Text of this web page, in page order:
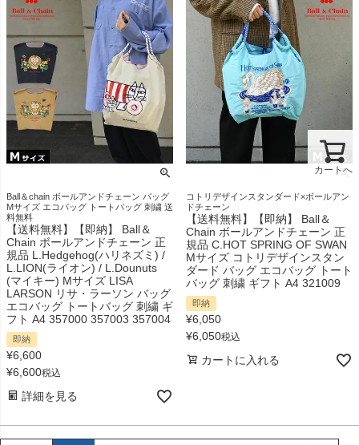
Ball＆chain ボールアンドチェーン バッグ
Mサイズ エコバッグ トートバッグ 刺繍 送
料無料
【送料無料】【即納】 Ball＆
Chain ボールアンドチェーン 正
規品 L.Hedgehog(ハリネズミ) /
L.LION(ライオン) / L.Dounuts
(マイキー) Mサイズ LISA
LARSON リサ・ラーソン バッグ
エコバッグ トートバッグ 刺繍 ギ
フト A4 357000 357003 357004
即納
¥6,600
¥6,600税込
詳細を見る
コトリデザインスタンダード×ボールアン
ドチェーン
【送料無料】【即納】 Ball＆
Chain ボールアンドチェーン 正
規品 C.HOT SPRING OF SWAN
Mサイズ コトリデザインスタン
ダード バッグ エコバッグ トート
バッグ 刺繍 ギフト A4 321009
即納
¥6,050
¥6,050税込
カートに入れる
カートへ